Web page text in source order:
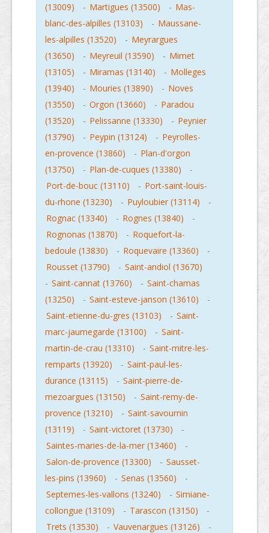
(13009)
- Martigues (13500) - Mas-
blanc-des-alpilles (13103)
- Maussane-
les-alpilles (13520)
- Meyrargues
(13650)
- Meyreuil (13590) - Mimet
(13105)
- Miramas (13140) - Molleges
(13940)
- Mouries (13890) - Noves
(13550)
- Orgon (13660) - Paradou
(13520)
- Pelissanne (13330) - Peynier
(13790)
- Peypin (13124) - Peyrolles-
en-provence (13860)
- Plan-d'orgon
(13750)
- Plan-de-cuques (13380)
-
Port-de-bouc (13110)
- Port-saint-louis-
du-rhone (13230)
- Puyloubier (13114)
-
Rognac (13340)
- Rognes (13840)
-
Rognonas (13870)
- Roquefort-la-
bedoule (13830)
- Roquevaire (13360)
-
Rousset (13790)
- Saint-andiol (13670)
- Saint-cannat (13760) - Saint-chamas
(13250)
- Saint-esteve-janson (13610)
-
Saint-etienne-du-gres (13103)
- Saint-
marc-jaumegarde (13100)
- Saint-
martin-de-crau (13310)
- Saint-mitre-les-
remparts (13920)
- Saint-paul-les-
durance (13115)
- Saint-pierre-de-
mezoargues (13150)
- Saint-remy-de-
provence (13210)
- Saint-savournin
(13119)
- Saint-victoret (13730)
-
Saintes-maries-de-la-mer (13460)
-
Salon-de-provence (13300)
- Sausset-
les-pins (13960)
- Senas (13560)
-
Septemes-les-vallons (13240)
- Simiane-
collongue (13109)
- Tarascon (13150)
-
Trets (13530)
- Vauvenargues (13126)
-